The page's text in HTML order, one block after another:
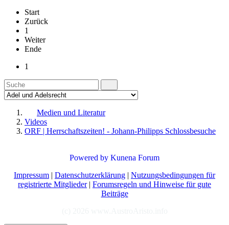
Start
Zurück
1
Weiter
Ende
1
Medien und Literatur
Videos
ORF | Herrschaftszeiten! - Johann-Philipps Schlossbesuche
Powered by Kunena Forum
Impressum | Datenschutzerklärung | Nutzungsbedingungen für
registrierte Mitglieder| Forumsregeln und Hinweise für gute
Beiträge